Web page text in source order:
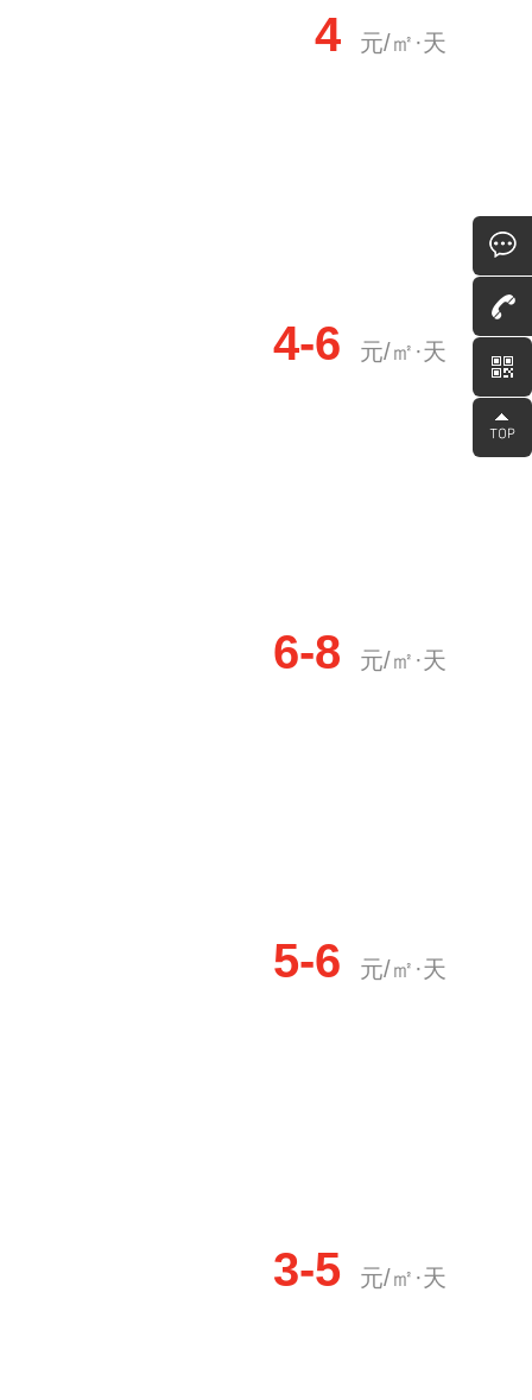
4 元/㎡·天
4-6 元/㎡·天
6-8 元/㎡·天
5-6 元/㎡·天
3-5 元/㎡·天